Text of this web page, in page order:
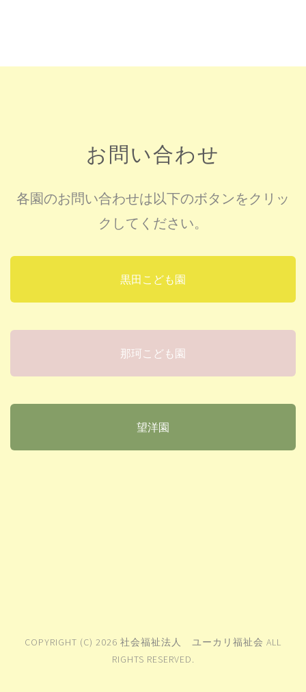
お問い合わせ
各園のお問い合わせは以下のボタンをクリッ
クしてください。
黒田こども園
那珂こども園
望洋園
COPYRIGHT (C) 2026 社会福祉法人 ユーカリ福祉会 ALL
RIGHTS RESERVED.